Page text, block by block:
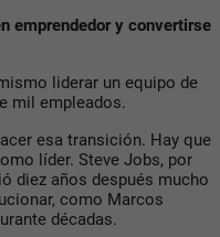
emprendedor y convertirse
liderar un equipo de
mil empleados.
esa transición. Hay que
líder. Steve Jobs, por
diez años después mucho
como Marcos
décadas.